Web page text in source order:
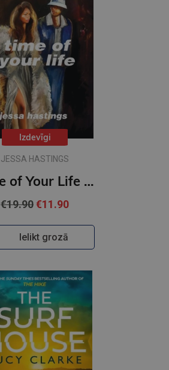
Izdevīgi
JESSA HASTINGS
Time of Your Life : The irresistible new novel by Jessa Hastings
€19.90€11.90
Ielikt grozā